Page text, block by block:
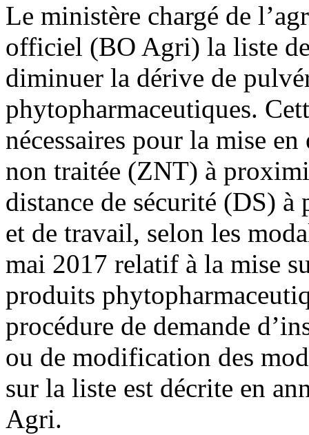
Le ministère chargé de
officiel (BO Agri) la liste
diminuer la dérive de
phytopharmaceutiques.
nécessaires pour la mise
non traitée (ZNT) à
distance de sécurité (DS)
et de travail, selon les
mai 2017 relatif à la mise
produits
procédure de demande
ou de modification des
sur la liste est décrite en
Agri.